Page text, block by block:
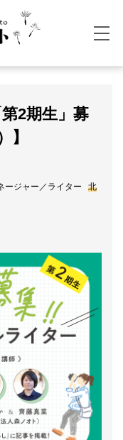
2期生」募
】
ージャー／ライター
北